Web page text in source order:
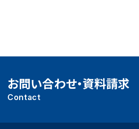
お問い合わせ・資料請求
Contact